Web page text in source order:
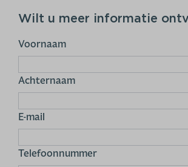
Wilt u meer informatie
Voornaam
Achternaam
E-mail
Telefoonnummer